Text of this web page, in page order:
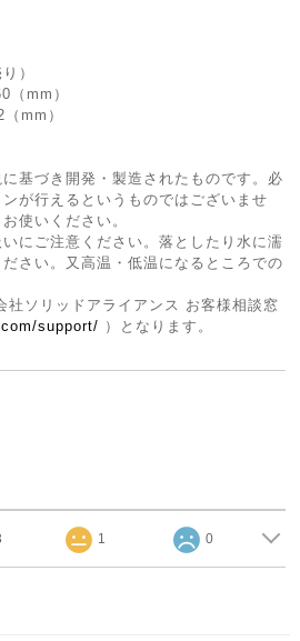
）
mm）
mm）
基づき開発・製造されたものです。必
が行えるというものではございませ
使いください。
にご注意ください。落としたり水に濡
さい。又高温・低温になるところでの
ソリッドアライアンス お客様相談窓
support/ ）となります。
1 0